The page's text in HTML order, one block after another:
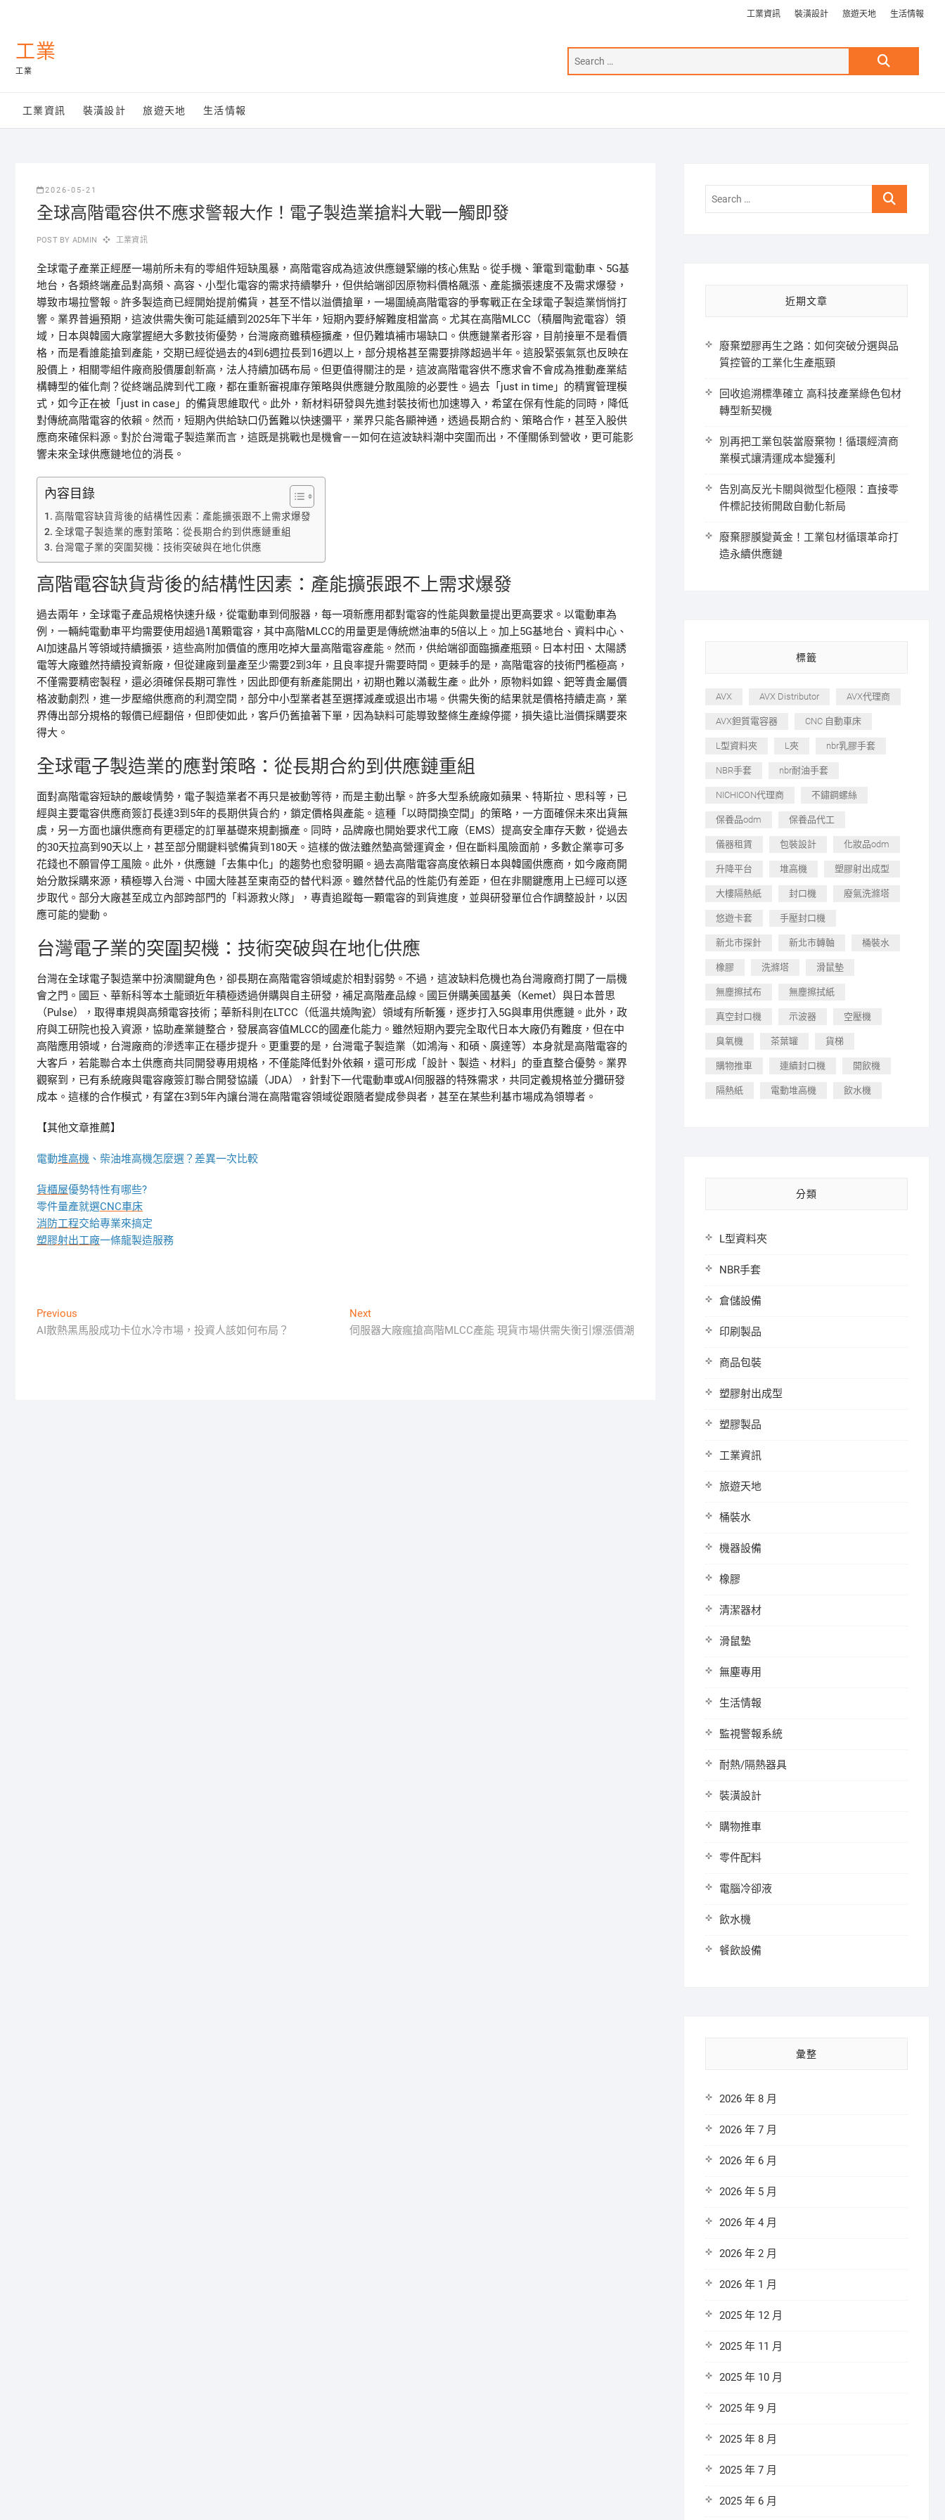
content
工業資訊 裝潢設計 旅遊天地 生活情報
工業
工業
Search
工業資訊 裝潢設計 旅遊天地 生活情報
2026-05-21
全球高階電容供不應求警報大作！電子製造業搶料大戰一觸即發
POST BY ADMIN 工業資訊
全球電子產業正經歷一場前所未有的零組件短缺風暴，高階電容成為這波供應鏈緊繃的核心焦點。從手機、筆電到電動車、5G基
地台，各類終端產品對高頻、高容、小型化電容的需求持續攀升，但供給端卻因原物料價格飆漲、產能擴張速度不及需求爆發，
導致市場拉警報。許多製造商已經開始提前備貨，甚至不惜以溢價搶單，一場圍繞高階電容的爭奪戰正在全球電子製造業悄悄打
響。業界普遍預期，這波供需失衡可能延續到2025年下半年，短期內要紓解難度相當高。尤其在高階MLCC（積層陶瓷電容）領
域，日本與韓國大廠掌握絕大多數技術優勢，台灣廠商雖積極擴產，但仍難填補市場缺口。供應鏈業者形容，目前接單不是看價
格，而是看誰能搶到產能，交期已經從過去的4到6週拉長到16週以上，部分規格甚至需要排隊超過半年。這股緊張氣氛也反映在
股價上，相關零組件廠商股價屢創新高，法人持續加碼布局。但更值得關注的是，這波高階電容供不應求會不會成為推動產業結
構轉型的催化劑？從終端品牌到代工廠，都在重新審視庫存策略與供應鏈分散風險的必要性。過去「just in time」的精實管理模
式，如今正在被「just in case」的備貨思維取代。此外，新材料研發與先進封裝技術也加速導入，希望在保有性能的同時，降低
對傳統高階電容的依賴。然而，短期內供給缺口仍舊難以快速彌平，業界只能各顯神通，透過長期合約、策略合作，甚至入股供
應商來確保料源。對於台灣電子製造業而言，這既是挑戰也是機會——如何在這波缺料潮中突圍而出，不僅關係到營收，更可能影
響未來全球供應鏈地位的消長。
內容目錄
高階電容缺貨背後的結構性因素：產能擴張跟不上需求爆發
全球電子製造業的應對策略：從長期合約到供應鏈重組
台灣電子業的突圍契機：技術突破與在地化供應
高階電容缺貨背後的結構性因素：產能擴張跟不上需求爆發
過去兩年，全球電子產品規格快速升級，從電動車到伺服器，每一項新應用都對電容的性能與數量提出更高要求。以電動車為
例，一輛純電動車平均需要使用超過1萬顆電容，其中高階MLCC的用量更是傳統燃油車的5倍以上。加上5G基地台、資料中心、
AI加速晶片等領域持續擴張，這些高附加價值的應用吃掉大量高階電容產能。然而，供給端卻面臨擴產瓶頸。日本村田、太陽誘
電等大廠雖然持續投資新廠，但從建廠到量產至少需要2到3年，且良率提升需要時間。更棘手的是，高階電容的技術門檻極高，
不僅需要精密製程，還必須確保長期可靠性，因此即便有新產能開出，初期也難以滿載生產。此外，原物料如鎳、鈀等貴金屬價
格波動劇烈，進一步壓縮供應商的利潤空間，部分中小型業者甚至選擇減產或退出市場。供需失衡的結果就是價格持續走高，業
界傳出部分規格的報價已經翻倍，但即使如此，客戶仍舊搶著下單，因為缺料可能導致整條生產線停擺，損失遠比溢價採購要來
得大。
全球電子製造業的應對策略：從長期合約到供應鏈重組
面對高階電容短缺的嚴峻情勢，電子製造業者不再只是被動等待，而是主動出擊。許多大型系統廠如蘋果、特斯拉、思科等，已
經與主要電容供應商簽訂長達3到5年的長期供貨合約，鎖定價格與產能。這種「以時間換空間」的策略，一方面確保未來出貨無
虞，另一方面也讓供應商有更穩定的訂單基礎來規劃擴產。同時，品牌廠也開始要求代工廠（EMS）提高安全庫存天數，從過去
的30天拉高到90天以上，甚至部分關鍵料號備貨到180天。這樣的做法雖然墊高營運資金，但在斷料風險面前，多數企業寧可多
花錢也不願冒停工風險。此外，供應鏈「去集中化」的趨勢也愈發明顯。過去高階電容高度依賴日本與韓國供應商，如今廠商開
始分散採購來源，積極導入台灣、中國大陸甚至東南亞的替代料源。雖然替代品的性能仍有差距，但在非關鍵應用上已經可以逐
步取代。部分大廠甚至成立內部跨部門的「料源救火隊」，專責追蹤每一顆電容的到貨進度，並與研發單位合作調整設計，以因
應可能的變動。
台灣電子業的突圍契機：技術突破與在地化供應
台灣在全球電子製造業中扮演關鍵角色，卻長期在高階電容領域處於相對弱勢。不過，這波缺料危機也為台灣廠商打開了一扇機
會之門。國巨、華新科等本土龍頭近年積極透過併購與自主研發，補足高階產品線。國巨併購美國基美（Kemet）與日本普思
（Pulse），取得車規與高頻電容技術；華新科則在LTCC（低溫共燒陶瓷）領域有所斬獲，逐步打入5G與車用供應鏈。此外，政
府與工研院也投入資源，協助產業鏈整合，發展高容值MLCC的國產化能力。雖然短期內要完全取代日本大廠仍有難度，但在中
高階應用領域，台灣廠商的滲透率正在穩步提升。更重要的是，台灣電子製造業（如鴻海、和碩、廣達等）本身就是高階電容的
大客戶，若能聯合本土供應商共同開發專用規格，不僅能降低對外依賴，還可形成「設計、製造、材料」的垂直整合優勢。業界
觀察到，已有系統廠與電容廠簽訂聯合開發協議（JDA），針對下一代電動車或AI伺服器的特殊需求，共同定義規格並分攤研發
成本。這樣的合作模式，有望在3到5年內讓台灣在高階電容領域從跟隨者變成參與者，甚至在某些利基市場成為領導者。
【其他文章推薦】
電動堆高機 、柴油堆高機怎麼選？差異一次比較
貨櫃屋優勢特性有哪些?
零件量產就選CNC車床
消防工程交給專業來搞定
塑膠射出工廠一條龍製造服務
文
章
Previous
post:
AI散熱黑馬股成功卡位水冷市場，投資人該如何布局？
NextNext
post:
伺服器大廠瘋搶高階MLCC產能 現貨市場供需失衡引爆漲價潮
Search
近期文章
廢棄塑膠再生之路：如何突破分選與品
質控管的工業化生產瓶頸
回收追溯標準確立 高科技產業綠色包材
轉型新契機
別再把工業包裝當廢棄物！循環經濟商
業模式讓清運成本變獲利
告別高反光卡關與微型化極限：直接零
件標記技術開啟自動化新局
廢棄膠膜變黃金！工業包材循環革命打
造永續供應鏈
標籤
AVX AVX Distributor AVX代理商
AVX鉭質電容器 CNC 自動車床
L型資料夾 L夾 nbr乳膠手套
NBR手套 nbr耐油手套
NICHICON代理商 不鏽鋼螺絲
保養品odm 保養品代工
儀器租賃 包裝設計 化妝品odm
升降平台 堆高機 塑膠射出成型
大樓隔熱紙 封口機 廢氣洗滌塔
悠遊卡套 手壓封口機
新北市探針 新北市轉軸 桶裝水
橡膠 洗滌塔 滑鼠墊
無塵擦拭布 無塵擦拭紙
真空封口機 示波器 空壓機
臭氧機 茶葉罐 貨梯
購物推車 連續封口機 開飲機
隔熱紙 電動堆高機 飲水機
分類
L型資料夾
NBR手套
倉儲設備
印刷製品
商品包裝
塑膠射出成型
塑膠製品
工業資訊
旅遊天地
桶裝水
機器設備
橡膠
清潔器材
滑鼠墊
無塵專用
生活情報
監視警報系統
耐熱/隔熱器具
裝潢設計
購物推車
零件配料
電腦冷卻液
飲水機
餐飲設備
彙整
2026 年 8 月
2026 年 7 月
2026 年 6 月
2026 年 5 月
2026 年 4 月
2026 年 2 月
2026 年 1 月
2025 年 12 月
2025 年 11 月
2025 年 10 月
2025 年 9 月
2025 年 8 月
2025 年 7 月
2025 年 6 月